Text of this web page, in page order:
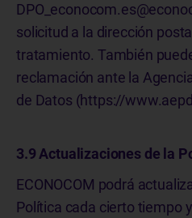
solicitud a la dirección
tratamiento. También
reclamación ante la
de Datos (https://
3.9 Actualizaciones de la
ECONOCOM podrá
Política cada cierto tiempo